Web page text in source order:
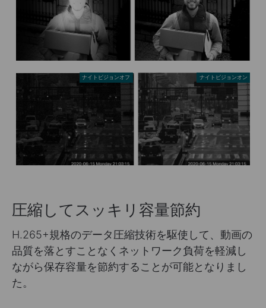
ナイトビジョンオフ ナイトビジョンオン
圧縮してスッキリ容量節約
H.265+規格のデータ圧縮技術を駆使して、動画の
品質を落とすことなくネットワーク負荷を軽減し
ながら保存容量を節約することが可能となりまし
た。